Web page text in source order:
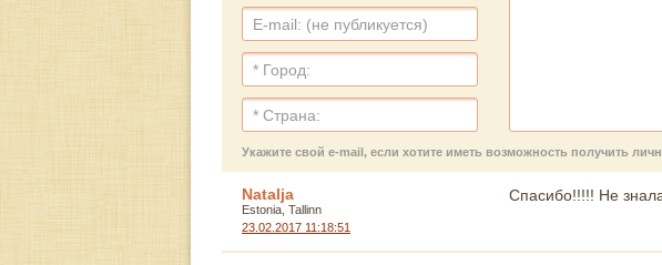
Укажите свой e-mail, если хотите иметь возможность получить
Natalja
Estonia, Tallinn
23.02.2017 11:18:51
Спасибо!!!!! Не